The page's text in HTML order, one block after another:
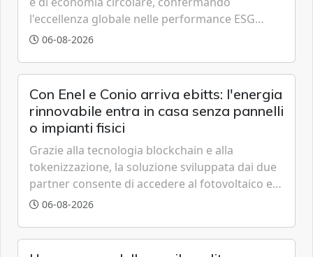
l'eccellenza globale nelle performance ESG
grazie a innovazione, accessibilità e governance
06-08-2026
Con Enel e Conio arriva ebitts: l'energia
rinnovabile entra in casa senza pannelli
o impianti fisici
Grazie alla tecnologia blockchain e alla
tokenizzazione, la soluzione sviluppata dai due
partner consente di accedere al fotovoltaico e
all'eolico ottenendo risparmi diretti in bolletta,
06-08-2026